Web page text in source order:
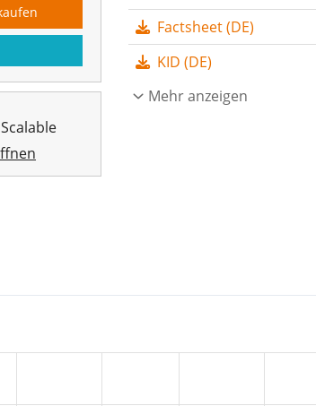
Developed Markets
größte ETF, der den FTSE
Sampling-Verfahren
Factsheet (DE)
KID (DE)
Mehr anzeigen